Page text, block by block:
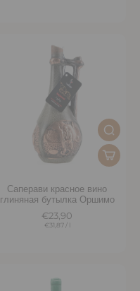
Саперави красное вино
глиняная бутылка Оршимо
€23,90
€31,87/ l